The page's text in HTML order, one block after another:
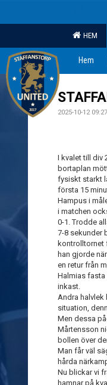
HEM
Hem
2025-10-12 09:27
I kvalet till div
bortaplan
fysiskt starkt
första 15
Hampus i
i matchen
0-1. Trodde
7-8 sekunder
kontrolltornet
han gjorde
en retur från
Halmias fasta
inkast.
Andra halvlek
situation,
Men dessa
Mårtensson
bollen över
Man får väl
hårda
Nu blickar vi
hamnar på